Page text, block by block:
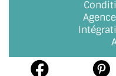
EXEMPLES,
COMMENT COUPER